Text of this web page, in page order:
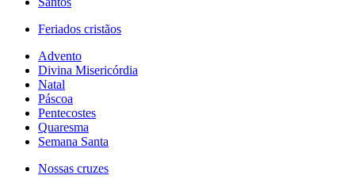
Feriados cristãos
Advento
Divina Misericórdia
Natal
Páscoa
Pentecostes
Quaresma
Semana Santa
Nossas cruzes